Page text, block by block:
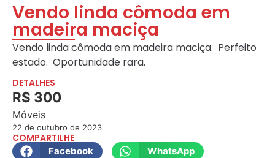
Vendo linda cômoda em
madeira maciça
Vendo linda cômoda em madeira maciça. Perfeito
estado. Oportunidade rara.
DETALHES
R$ 300
Móveis
22 de outubro de 2023
COMPARTILHE
Facebook
WhatsApp